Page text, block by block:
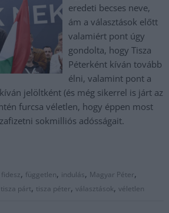
eredeti becses neve,
ám a választások előtt
valamiért pont úgy
gondolta, hogy Tisza
Péterként kíván tovább
élni, valamint pont a
jelöltként (és még sikerrel is járt az
furcsa véletlen, hogy éppen most
sokmilliós adósságait.
fidesz, független, indulás, Magyar Péter,
tisza párt, tisza péter,választások,véletlen